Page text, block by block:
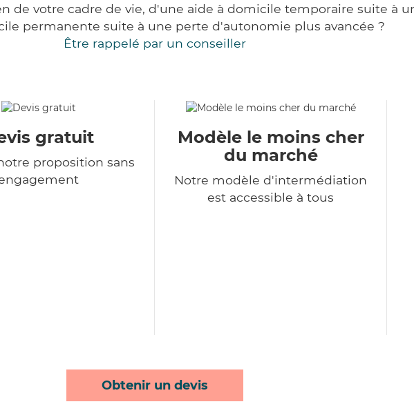
de votre cadre de vie, d'une aide à domicile temporaire suite à
permanente suite à une perte d'autonomie plus avancée ?
Être rappelé par un conseiller
gratuit
proposition sans
Modèle le moins cher
du marché
Notre modèle d'intermédiation
est accessible à tous
Obtenir un devis